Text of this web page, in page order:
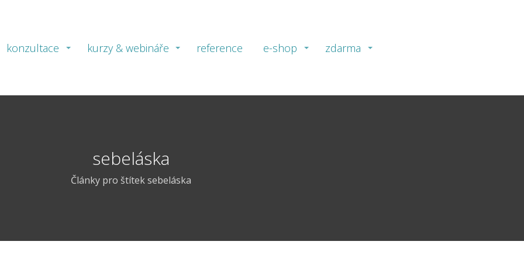
konzultace kurzy & webináře reference e-shop zdarma
sebeláska
Články pro štítek sebeláska